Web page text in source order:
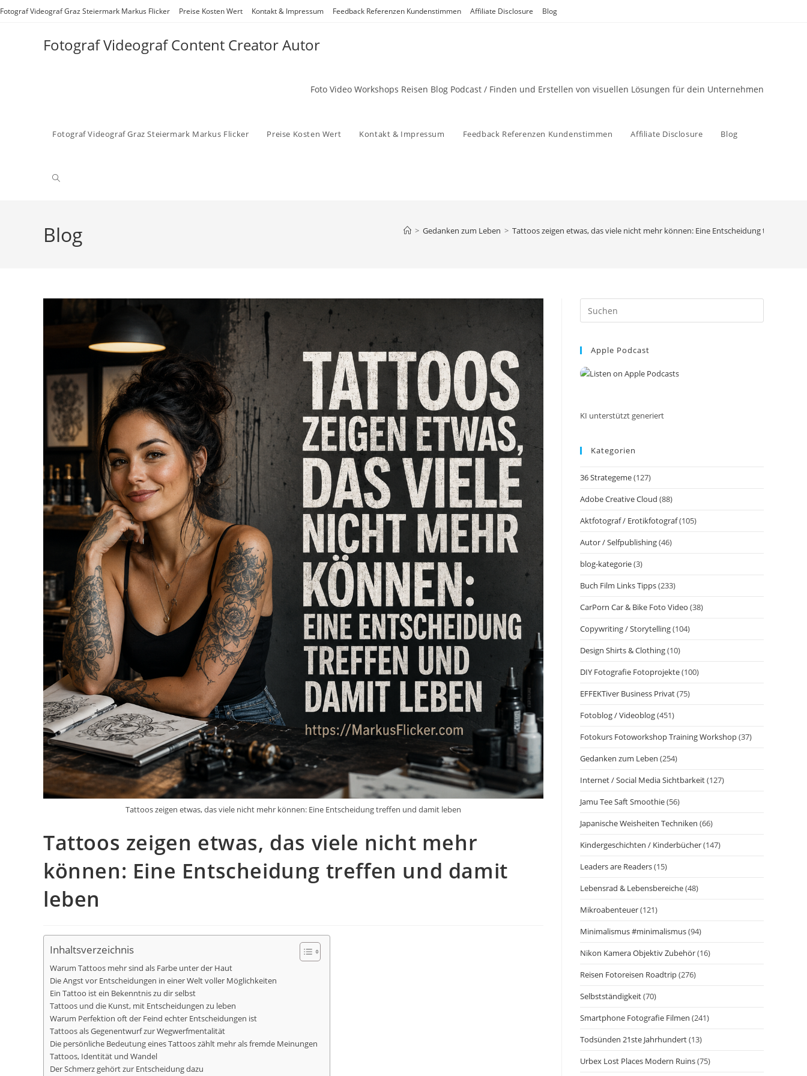
Zum
Fotograf Videograf Graz Steiermark Markus Flicker Preise Kosten Wert Kontakt & Impressum Feedback Referenzen Kundenstimmen Affiliate Disclosure Blog
Fotograf Videograf Content Creator Autor
Foto Video Workshops Reisen Blog Podcast / Finden und Erstellen von visuellen Lösungen für dein Unternehmen
Fotograf Videograf Graz Steiermark Markus Flicker Preise Kosten Wert Kontakt & Impressum Feedback Referenzen Kundenstimmen Affiliate Disclosure Blog
Website-
Blog > Gedanken zum Leben > Tattoos zeigen etwas, das viele nicht mehr können: Eine Entscheidung treffen und
Tattoos zeigen etwas, das viele nicht mehr können: Eine Entscheidung treffen und damit leben
Tattoos zeigen etwas, das viele nicht mehr
können: Eine Entscheidung treffen und damit
leben
Inhaltsverzeichnis
Warum Tattoos mehr sind als Farbe unter der Haut
Die Angst vor Entscheidungen in einer Welt voller Möglichkeiten
Ein Tattoo ist ein Bekenntnis zu dir selbst
Tattoos und die Kunst, mit Entscheidungen zu leben
Warum Perfektion oft der Feind echter Entscheidungen ist
Tattoos als Gegenentwurf zur Wegwerfmentalität
Die persönliche Bedeutung eines Tattoos zählt mehr als fremde Meinungen
Tattoos, Identität und Wandel
Der Schmerz gehört zur Entscheidung dazu
Escape
Apple Podcast
KI unterstützt generiert
Kategorien
36 Strategeme(127)
Adobe Creative Cloud (88)
Aktfotograf / Erotikfotograf(105)
Autor / Selfpublishing(46)
blog-kategorie(3)
Buch Film Links Tipps(233)
CarPorn Car & Bike Foto Video (38)
Copywriting / Storytelling(104)
Design Shirts & Clothing(10)
DIY Fotografie Fotoprojekte(100)
EFFEKTiver Business Privat(75)
Fotoblog / Videoblog(451)
Fotokurs Fotoworkshop Training Workshop(37)
Gedanken zum Leben (254)
Internet / Social Media Sichtbarkeit(127)
Jamu Tee Saft Smoothie(56)
Japanische Weisheiten Techniken (66)
Kindergeschichten / Kinderbücher(147)
Leaders are Readers(15)
Lebensrad & Lebensbereiche(48)
Mikroabenteuer(121)
Minimalismus #minimalismus(94)
Nikon Kamera Objektiv Zubehör(16)
Reisen Fotoreisen Roadtrip(276)
Selbstständigkeit(70)
Smartphone Fotografie Filmen (241)
Todsünden 21ste Jahrhundert(13)
Urbex Lost Places Modern Ruins(75)